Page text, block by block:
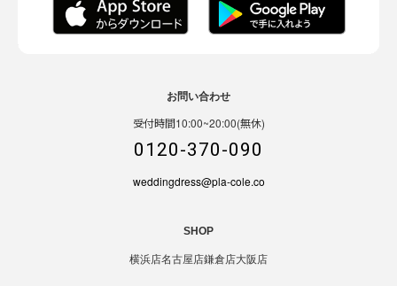
お問い合わせ
受付時間10:00~20:00(無休)
0120-370-090
weddingdress@pla-cole.co
SHOP
横浜店名古屋店鎌倉店大阪店